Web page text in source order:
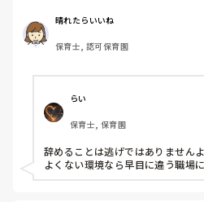
周りの職員は、勤続10年以上から
どです。
保護者子どもの愚痴悪口が多く、
今で言う不適切保育も
仕方ないよね
もう何も言わずに
子どもの言いなりになればいいん
などいう意見で…
上の先生に相談することは難しそ
晴れたらいいね
保育士, 認可保育園
らい
保育士, 保育園
辞めることは逃げではありませんよ
よくない環境なら早目に違う職場